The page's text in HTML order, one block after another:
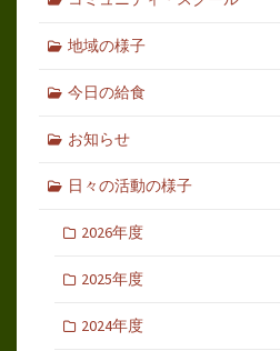
地域の様子
今日の給食
お知らせ
日々の活動の様子
2026年度
2025年度
2024年度